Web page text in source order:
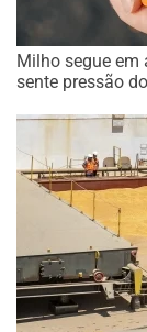
Milho segue em
sente pressão